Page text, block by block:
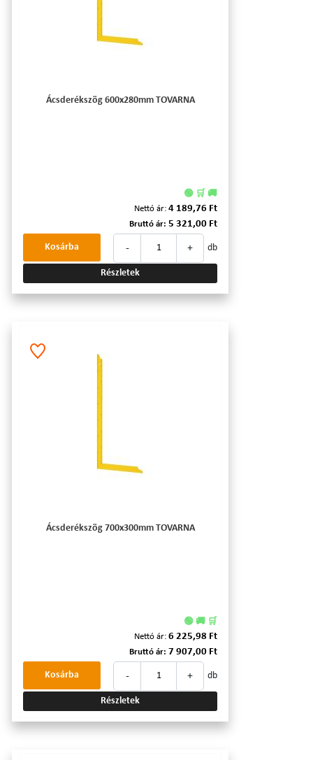
Ácsderékszög 600x280mm TOVARNA
🟢 🛒 🚚
Nettó ár: 4 189,76 Ft
Bruttó ár: 5 321,00 Ft
- + db
Kosárba
Részletek
Ácsderékszög 700x300mm TOVARNA
🟢 🚚 🛒
Nettó ár: 6 225,98 Ft
Bruttó ár: 7 907,00 Ft
- + db
Kosárba
Részletek